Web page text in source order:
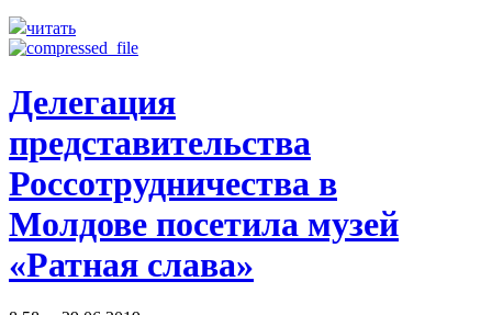
читать
Делегация
представительства
Россотрудничества в
Молдове посетила музей
«Ратная слава»